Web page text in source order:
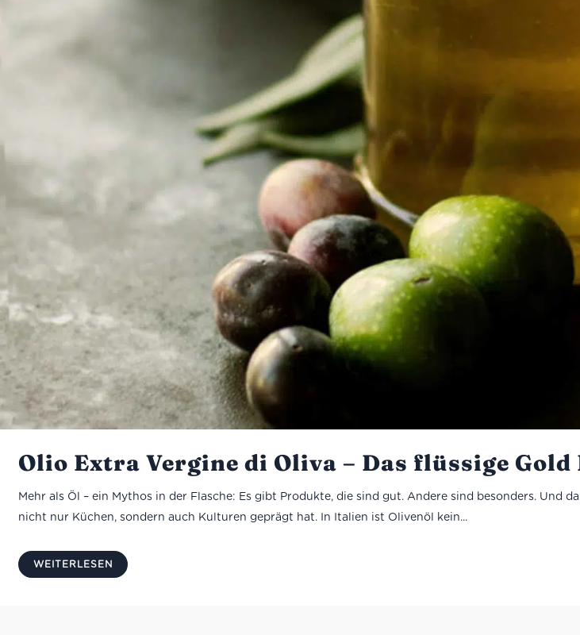
Olio Extra Vergine di Oliva – Das flüssige
Mehr als Öl – ein Mythos in der Flasche: Es gibt Produkte, die sind gut. Andere sind besonders. Und
nicht nur Küchen, sondern auch Kulturen geprägt hat. In Italien ist Olivenöl kein...
WEITERLESEN